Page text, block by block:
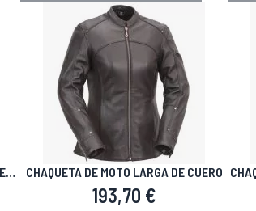
CHAQUETA DE MOTO LARGA DE CUERO
193,70 €